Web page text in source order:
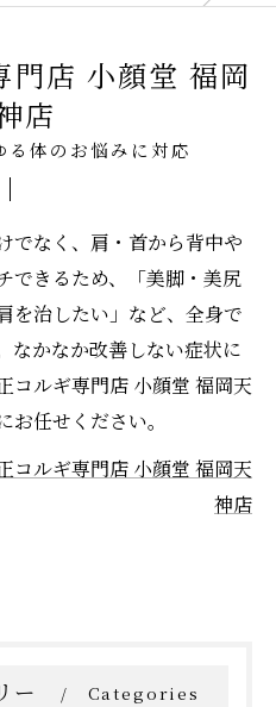
門店 小顔堂 福岡
店
る体のお悩みに対応
でなく、肩・首から背中や
できるため、「美脚・美尻
を治したい」など、全身で
なかなか改善しない症状に
コルギ専門店 小顔堂 福岡天
任せください。
コルギ専門店 小顔堂 福岡天
神店
ー Categories